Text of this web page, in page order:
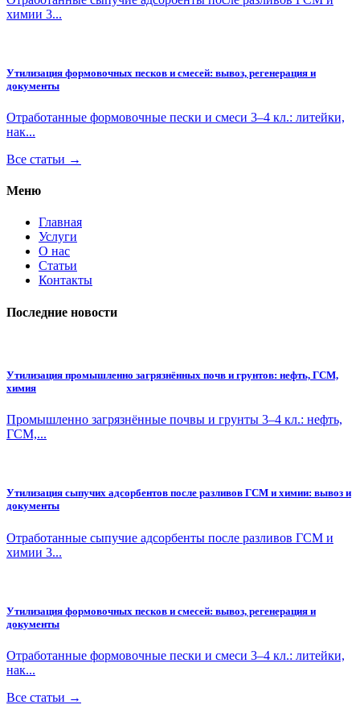
химии 3...
Утилизация формовочных песков и смесей: вывоз, регенерация и
документы
Отработанные формовочные пески и смеси 3–4 кл.: литейки,
нак...
Все статьи →
Меню
Главная
Услуги
О нас
Статьи
Контакты
Последние новости
Утилизация промышленно загрязнённых почв и грунтов: нефть, ГСМ,
химия
Промышленно загрязнённые почвы и грунты 3–4 кл.: нефть,
ГСМ,...
Утилизация сыпучих адсорбентов после разливов ГСМ и химии: вывоз и
документы
Отработанные сыпучие адсорбенты после разливов ГСМ и
химии 3...
Утилизация формовочных песков и смесей: вывоз, регенерация и
документы
Отработанные формовочные пески и смеси 3–4 кл.: литейки,
нак...
Все статьи →